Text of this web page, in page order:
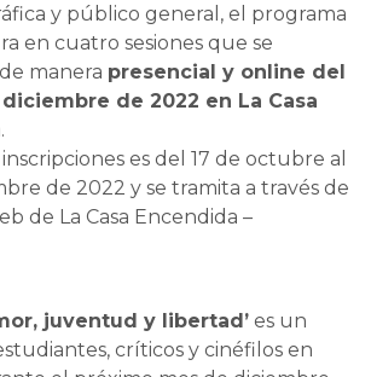
y público general, el programa
en cuatro sesiones que se
manera presencial y online del
diciembre de 2022 en La Casa
.
es del 17 de octubre al
de 2022 y se tramita a través de
de La Casa Encendida –
juventud y libertad’ es un
críticos y cinéfilos en